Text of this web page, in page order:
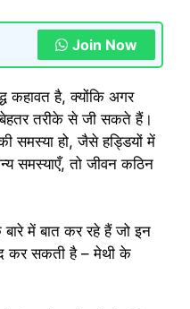
Join Now
कहावत है, क्योंकि अगर
बेहतर तरीके से जी सकते हैं।
समस्या हो, जैसे हड्डियों में
समस्याएँ, तो जीवन कठिन
में बात कर रहे हैं जो इन
कर सकती है – मेथी के